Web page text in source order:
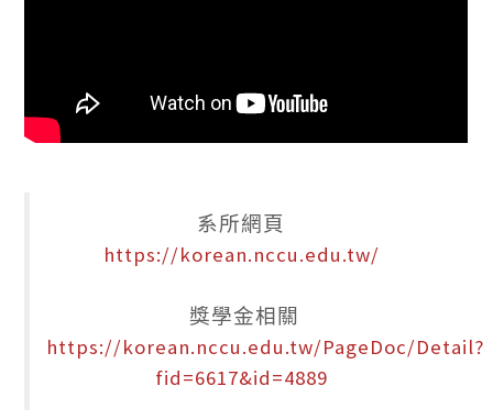
系所網頁
https://korean.nccu.edu.tw/
獎學金相關
https://korean.nccu.edu.tw/PageDoc/Detail?
fid=6617&id=4889